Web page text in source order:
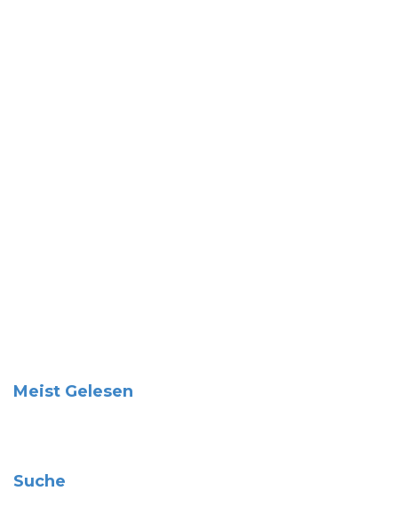
Meist Gelesen
Suche